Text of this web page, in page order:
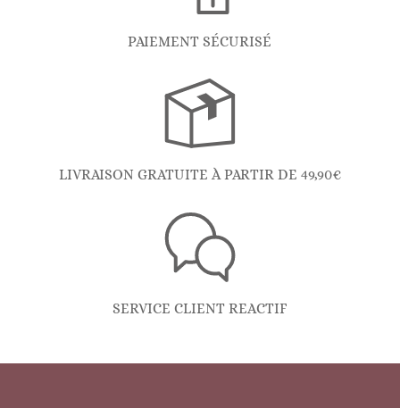
PAIEMENT SÉCURISÉ
LIVRAISON GRATUITE À PARTIR DE 49,90€
SERVICE CLIENT REACTIF